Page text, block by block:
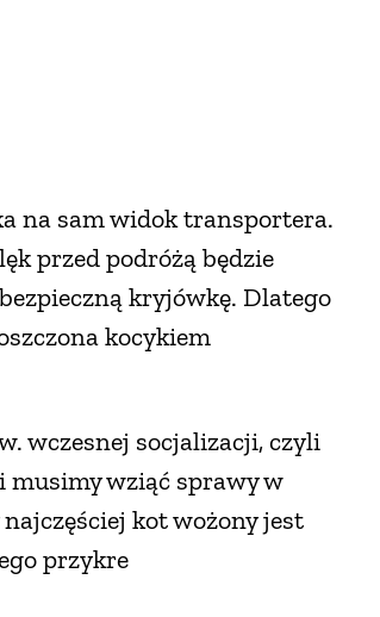
na sam widok transportera.
przed podróżą będzie
kryjówkę. Dlatego
kocykiem
wczesnej socjalizacji, czyli
musimy wziąć sprawy w
kot wożony jest
przykre